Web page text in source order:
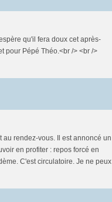
qu'il fera doux cet après-
pour Pépé Théo.<br /> <br />
au rendez-vous. Il est annoncé un
en profiter : repos forcé en
C'est circulatoire. Je ne peux